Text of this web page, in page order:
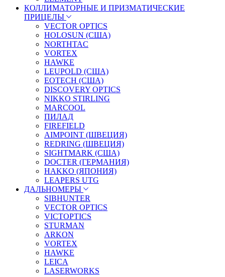
КОЛЛИМАТОРНЫЕ И ПРИЗМАТИЧЕСКИЕ
ПРИЦЕЛЫ
VECTOR OPTICS
HOLOSUN (США)
NORTHTAC
VORTEX
HAWKE
LEUPOLD (США)
EOTECH (США)
DISCOVERY OPTICS
NIKKO STIRLING
MARCOOL
ПИЛАД
FIREFIELD
AIMPOINT (ШВЕЦИЯ)
REDRING (ШВЕЦИЯ)
SIGHTMARK (США)
DOCTER (ГЕРМАНИЯ)
HAKKO (ЯПОНИЯ)
LEAPERS UTG
ДАЛЬНОМЕРЫ
SIBHUNTER
VECTOR OPTICS
VICTOPTICS
STURMAN
ARKON
VORTEX
HAWKE
LEICA
LASERWORKS